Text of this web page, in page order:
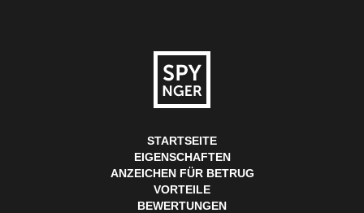
STARTSEITE
EIGENSCHAFTEN
ANZEICHEN FÜR BETRUG
VORTEILE
BEWERTUNGEN